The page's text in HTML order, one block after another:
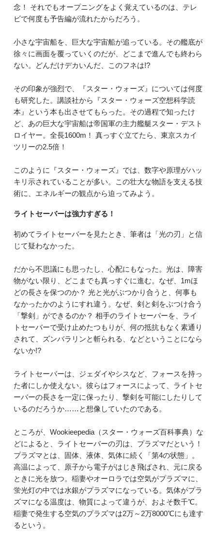
念！ それでもオープニングをよく覚えているのは、テレ
ビで何度も予告編が流れたからだろう。
小さな宇宙船を、巨大な宇宙船が追っている。その艦底が
徐々に画面を覆っていくのだが、どこまで進んでも終わら
ない。どんだけデカいんだ、このフネは!?
その印象が強烈で、『スター・ウォーズ』については何度
も研究した。講談社から『スター・ウォーズ空想科学読
本』という本も出させてもらった。その過程で知ったけ
ど、あの巨大な宇宙船は帝国軍の主力艦艇スター・デスト
ロイヤー。全長1600m！ 真っすぐ立てたら、東京スカイ
ツリーの2.5倍！
このように『スター・ウォーズ』では、数字や原理がハッ
キリ示されていることが多い。この壮大な物語を支える技
術に、エネルギーの観点から迫ってみよう。
ライトセーバーは強力すぎる！
初めてライトセーバーを見たとき、筆者は「光の刃」と信
じて疑わなかった。
だから不思議にも思ったし、心配にもなった。光は、障害
物がない限り、どこまでも真っすぐに進む。なぜ、1mほ
どの長さを保つのか？ 光と光がぶつかり合うと、何事も
なかったかのようにすれ違う。なぜ、剣と剣をぶつけ合う
「撃剣」ができるのか？ 相手のライトセーバーを、ライ
トセーバーで受け止めたつもりが、何の抵抗もなく素通り
されて、ズンバラリンと斬られる、などということになら
ないか!?
ライトセーバーは、ジェダイやシスなど、フォースを持っ
た者にしか使えない。彼らはフォースによって、ライトセ
ーバーの長さを一定に保ったり、撃剣を可能にしたりして
いるのだろうか……と想像していたのである。
ところが、Wookieepedia（スター・ウォーズ百科事典）な
どによると、ライトセーバーの刃は、プラズマだという！
プラズマとは、固体、液体、気体に続く「第4の状態」。
高温によって、原子から電子がはじき飛ばされ、元に戻る
ときに光を放つ。稲妻やオーロラでは空気がプラズマに、
蛍光灯の中では水銀がプラズマになっている。気体がプラ
ズマになる温度は、物質によって違うが、およそ数千℃。
稲妻で発生する空気のプラズマは2万～2万8000℃にも達す
るという。